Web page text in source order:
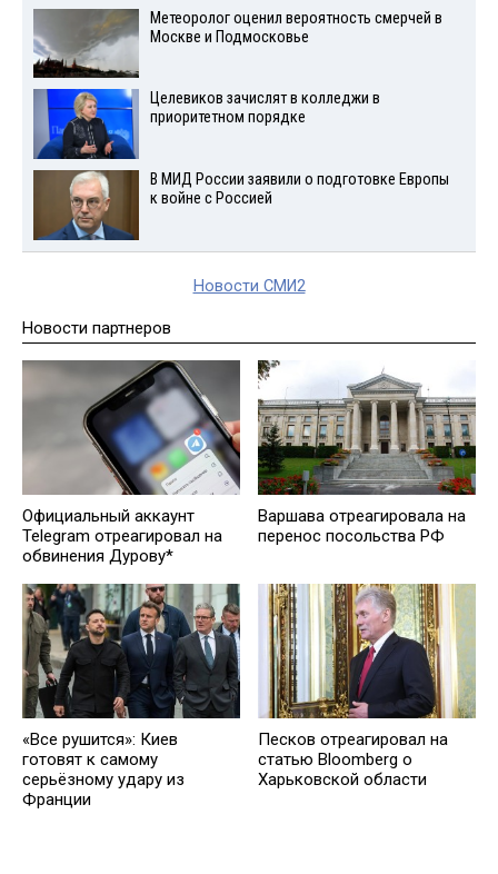
Метеоролог оценил вероятность смерчей в
Москве и Подмосковье
Целевиков зачислят в колледжи в
приоритетном порядке
В МИД России заявили о подготовке Европы
к войне с Россией
Новости СМИ2
Новости партнеров
Официальный аккаунт
Telegram отреагировал на
обвинения Дурову*
Варшава отреагировала на
перенос посольства РФ
«Все рушится»: Киев
готовят к самому
серьёзному удару из
Франции
Песков отреагировал на
статью Bloomberg о
Харьковской области